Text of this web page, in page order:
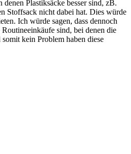
Plastiksäcke besser sind, zB.
Stoffsack nicht dabei hat. Dies würde
Ich würde sagen, dass dennoch
sind, bei denen die
kein Problem haben diese